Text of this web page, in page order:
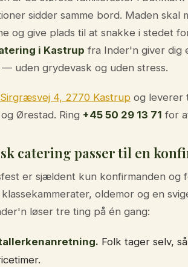
sidder samme bord. Maden skal
og give plads til at snakke i stedet
i Kastrup fra Inder'n giver dig
uden grydevask og uden stress.
Sirgræsvej 4, 2770 Kastrup og leverer
Ørestad. Ring +45 50 29 13 71 for
catering passer til en
er sjældent kun konfirmanden
oldemor og en
løser tre ting på én gang:
Folk tager selv,